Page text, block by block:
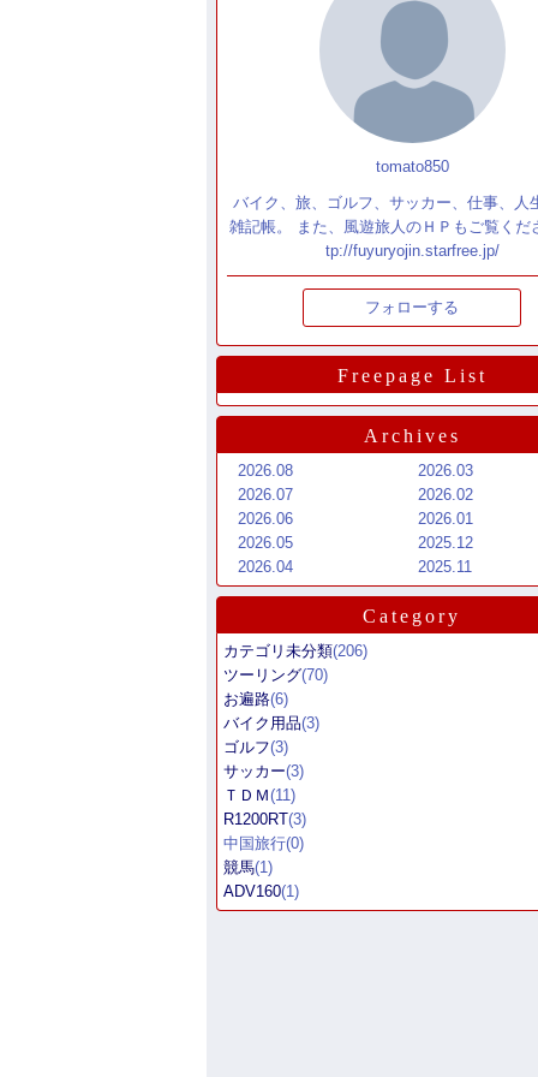
tomato850
バイク、旅、ゴルフ、サッカー、仕事、人
雑記帳。 また、風遊旅人のＨＰもご覧くだ
tp://fuyuryojin.starfree.jp/
フォローする
Freepage List
Archives
2026.08
2026.07
2026.06
2026.05
2026.04
2026.03
2026.02
2026.01
2025.12
2025.11
Category
カテゴリ未分類(206)
ツーリング(70)
お遍路(6)
バイク用品(3)
ゴルフ(3)
サッカー(3)
ＴＤＭ(11)
R1200RT(3)
中国旅行(0)
競馬(1)
ADV160(1)